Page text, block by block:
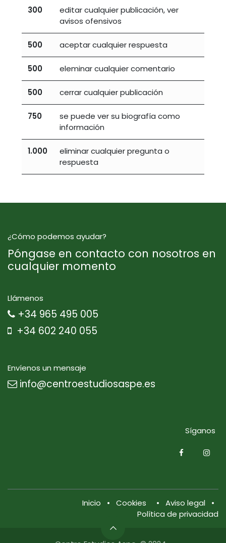
300
editar cualquier publicación, ver
avisos ofensivos
500 aceptar cualquier respuesta
500 eleminar cualquier comentario
500 cerrar cualquier publicación
750
se puede ver su biografía como
información
1.000
eliminar cualquier pregunta o
respuesta
¿Cómo podemos ayudar?
Póngase en contacto con nosotros en
cualquier momento
Llámenos
+34 965 495 005
+34 602 240 055
Envíenos un mensaje
info@centroestudiosaspe.es
Síganos
Inicio • Cookies • Aviso legal
•
Política de privacidad